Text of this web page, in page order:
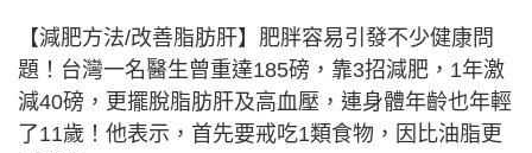
【減肥方法/改善脂肪肝】肥胖容易引發不少健康問
題！台灣一名醫生曾重達185磅，靠3招減肥，1年激
減40磅，更擺脫脂肪肝及高血壓，連身體年齡也年輕
了11歲！他表示，首先要戒吃1類食物，因比油脂更